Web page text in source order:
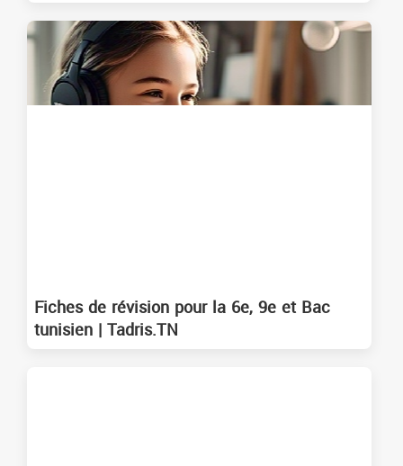
Fiches de révision pour la 6e, 9e et Bac
tunisien | Tadris.TN